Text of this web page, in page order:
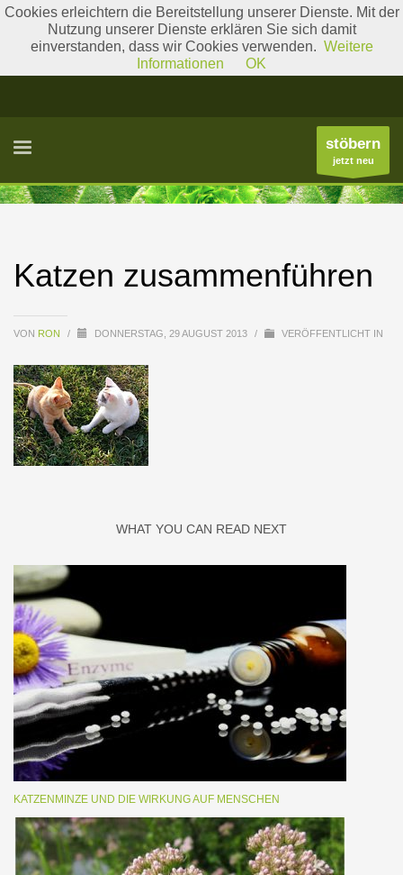
Literatur Gattungslisten
stöbern
jetzt neu
Katzen zusammenführen
VON RON / DONNERSTAG, 29 AUGUST 2013 / VERÖFFENTLICHT IN
WHAT YOU CAN READ NEXT
KATZENMINZE UND DIE WIRKUNG AUF MENSCHEN
Cookies erleichtern die Bereitstellung unserer Dienste. Mit der
Nutzung unserer Dienste erklären Sie sich damit
einverstanden, dass wir Cookies verwenden. Weitere
Informationen
OK